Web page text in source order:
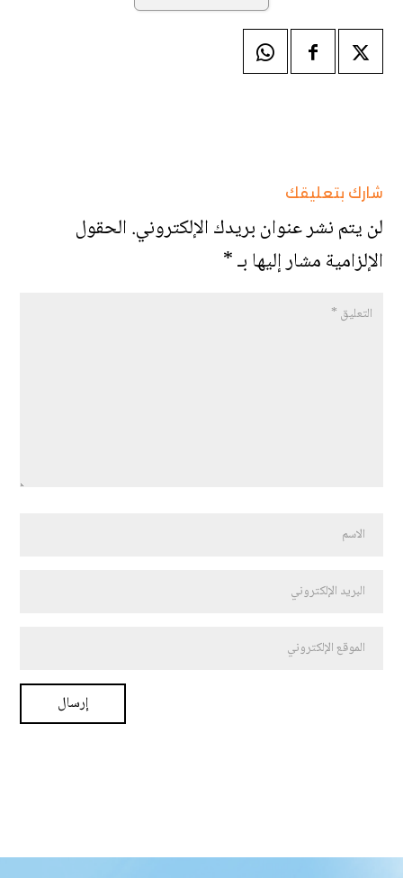
شارك بتعليقك
لن يتم نشر عنوان بريدك الإلكتروني.الحقول
الإلزامية مشار إليها بـ*